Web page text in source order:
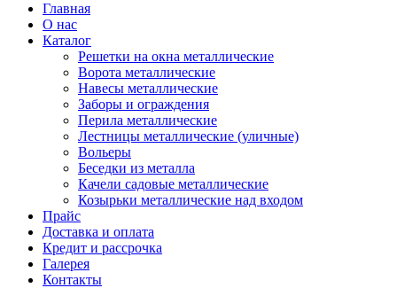
Главная
О нас
Каталог
Решетки на окна металлические
Ворота металлические
Навесы металлические
Заборы и ограждения
Перила металлические
Лестницы металлические (уличные)
Вольеры
Беседки из металла
Качели садовые металлические
Козырьки металлические над входом
Прайс
Доставка и оплата
Кредит и рассрочка
Галерея
Контакты